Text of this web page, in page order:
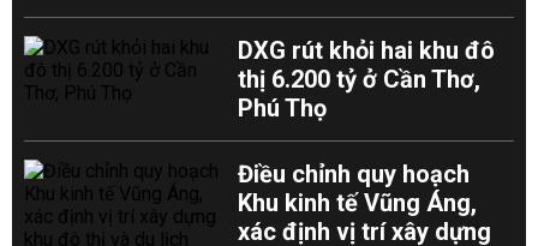
DXG rút khỏi hai khu đô
thị 6.200 tỷ ở Cần Thơ,
Phú Thọ
Điều chỉnh quy hoạch
Khu kinh tế Vũng Áng,
xác định vị trí xây dựng